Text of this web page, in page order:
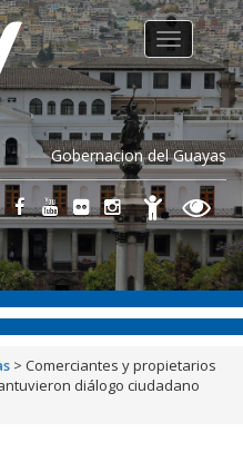
Gobernacion del Guayas
Toggle
navigation
> Comerciantes y propietarios
diálogo ciudadano